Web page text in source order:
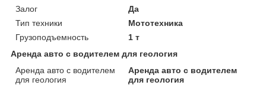
Залог
Да
Тип техники
Мототехника
Грузоподъемность
1 т
Аренда авто с водителем для геология
Аренда авто с водителем
для геология
Аренда авто с водителем
для геология